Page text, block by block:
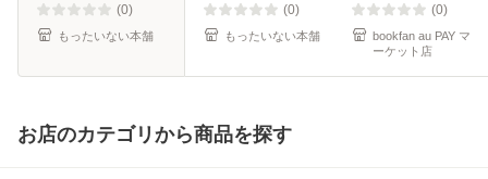
(0)
もったいない本舗
(0)
もったいない本舗
(0)
bookfan au PAY マ
ーケット店
お店のカテゴリから商品を探す